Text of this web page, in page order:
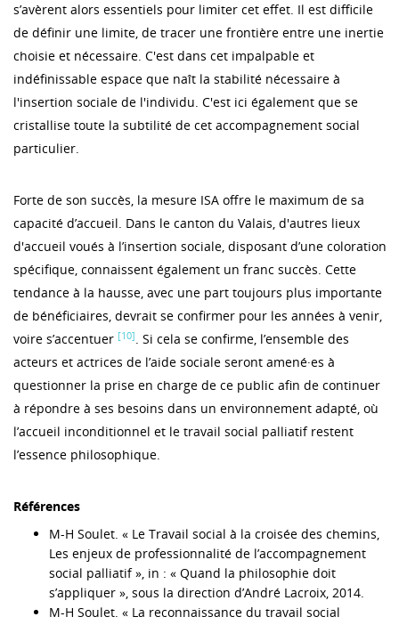
s’avèrent alors essentiels pour limiter cet effet. Il est difficile
de définir une limite, de tracer une frontière entre une inertie
choisie et nécessaire. C'est dans cet impalpable et
indéfinissable espace que naît la stabilité nécessaire à
l'insertion sociale de l'individu. C'est ici également que se
cristallise toute la subtilité de cet accompagnement social
particulier.
Forte de son succès, la mesure ISA offre le maximum de sa
capacité d’accueil. Dans le canton du Valais, d'autres lieux
d'accueil voués à l’insertion sociale, disposant d’une coloration
spécifique, connaissent également un franc succès. Cette
tendance à la hausse, avec une part toujours plus importante
de bénéficiaires, devrait se confirmer pour les années à venir,
voire s’accentuer [10]. Si cela se confirme, l’ensemble des
acteurs et actrices de l’aide sociale seront amené·es à
questionner la prise en charge de ce public afin de continuer
à répondre à ses besoins dans un environnement adapté, où
l’accueil inconditionnel et le travail social palliatif restent
l’essence philosophique.
Références
M-H Soulet. « Le Travail social à la croisée des chemins,
Les enjeux de professionnalité de l’accompagnement
social palliatif », in : « Quand la philosophie doit
s’appliquer », sous la direction d’André Lacroix, 2014.
M-H Soulet. « La reconnaissance du travail social